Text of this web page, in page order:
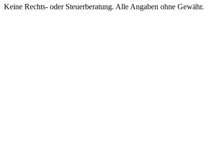
Keine Rechts- oder Steuerberatung. Alle Angaben ohne Gewähr.